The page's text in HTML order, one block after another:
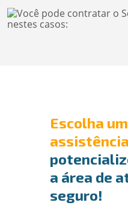
Escolha
assistência
a área de
seguro!